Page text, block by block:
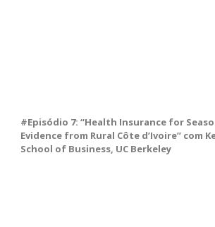
#Episódio 7: “Health Insurance for
Evidence from Rural Côte d’Ivoire” com
School of Business, UC Berkeley